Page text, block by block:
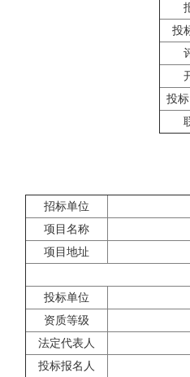
投
投
招标单位
项目名称
项目地址
投标单位
资质等级
法定代表人
投标报名人